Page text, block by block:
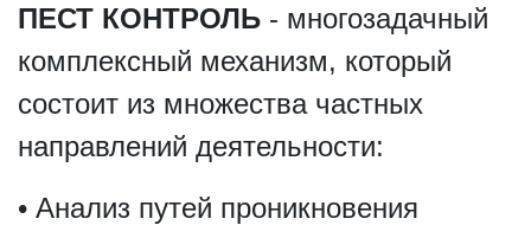
ПЕСТ КОНТРОЛЬ - многозадачный
комплексный механизм, который
состоит из множества частных
направлений деятельности:
• Анализ путей проникновения